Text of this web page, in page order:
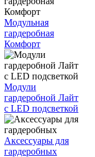
Модульная
гардеробная
Комфорт
Модули
гардеробной Лайт
с LED подсветкой
Аксессуары для
гардеробных